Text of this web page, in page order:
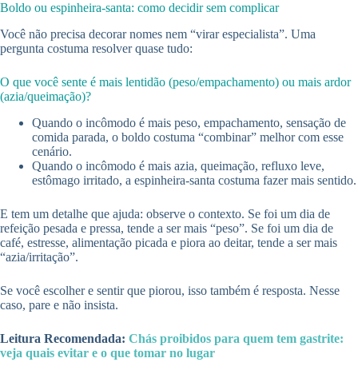
Boldo ou espinheira-santa: como decidir sem complicar
Você não precisa decorar nomes nem “virar especialista”. Uma
pergunta costuma resolver quase tudo:
O que você sente é mais lentidão (peso/empachamento) ou mais ardor
(azia/queimação)?
Quando o incômodo é mais peso, empachamento, sensação de
comida parada, o boldo costuma “combinar” melhor com esse
cenário.
Quando o incômodo é mais azia, queimação, refluxo leve,
estômago irritado, a espinheira-santa costuma fazer mais sentido.
E tem um detalhe que ajuda: observe o contexto. Se foi um dia de
refeição pesada e pressa, tende a ser mais “peso”. Se foi um dia de
café, estresse, alimentação picada e piora ao deitar, tende a ser mais
“azia/irritação”.
Se você escolher e sentir que piorou, isso também é resposta. Nesse
caso, pare e não insista.
Leitura Recomendada: Chás proibidos para quem tem gastrite:
veja quais evitar e o que tomar no lugar